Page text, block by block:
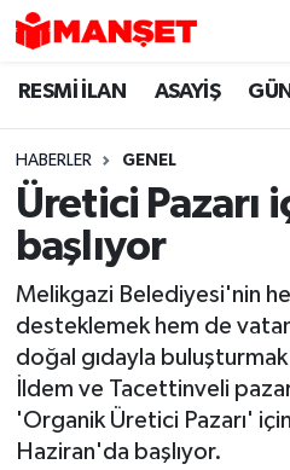
RESMİ İLAN ASAYİŞ
HABERLER GENEL
Üretici Pazarı
başlıyor
Melikgazi Belediyesi'nin
desteklemek hem de
doğal gıdayla
İldem ve Tacettinveli
'Organik Üretici Pazarı'
Haziran'da başlıyor.
Hava Durumu
Trafik Durumu
Süper Lig Puan
Son Dakika Haberleri
Haber Arşivi